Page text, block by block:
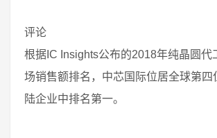
评论
根据IC Insights公布的2018年纯晶圆代
场销售额排名，中芯国际位居全球第四
陆企业中排名第一。